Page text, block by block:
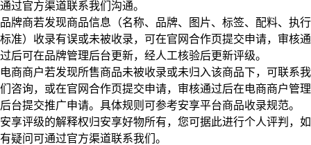
通过官方渠道联系我们沟通。
品牌商若发现商品信息（名称、品牌、图片、标签、配料、执行
标准）收录有误或未被收录，可在官网合作页提交申请，审核通
过后可在品牌管理后台更新，经人工核验后更新评级。
电商商户若发现所售商品未被收录或未归入该商品下，可联系我
们咨询，或在官网合作页提交申请，审核通过后在电商商户管理
后台提交推广申请。具体规则可参考安享平台商品收录规范。
安享评级的解释权归安享好物所有，您可据此进行个人评判，如
有疑问可通过官方渠道联系我们。